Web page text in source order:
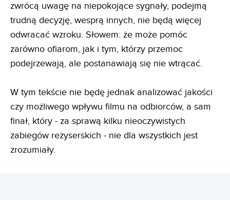
zwrócą uwagę na niepokojące sygnały, podejmą
trudną decyzję, wesprą innych, nie będą więcej
odwracać wzroku. Słowem: że może pomóc
zarówno ofiarom, jak i tym, którzy przemoc
podejrzewają, ale postanawiają się nie wtrącać.
W tym tekście nie będę jednak analizować jakości
czy możliwego wpływu filmu na odbiorców, a sam
finał, który - za sprawą kilku nieoczywistych
zabiegów reżyserskich - nie dla wszystkich jest
zrozumiały.